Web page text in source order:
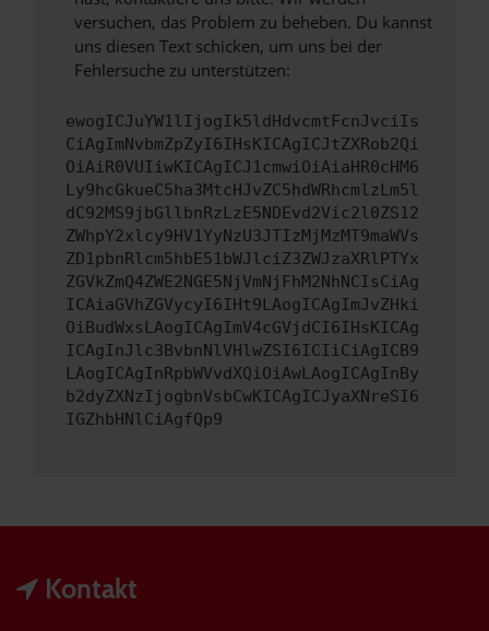
versuchen, das Problem zu beheben. Du kannst
uns diesen Text schicken, um uns bei der
Fehlersuche zu unterstützen:
ewogICJuYW1lIjogIk5ldHdvcmtFcnJvciIs
CiAgImNvbmZpZyI6IHsKICAgICJtZXRob2Qi
OiAiR0VUIiwKICAgICJ1cmwiOiAiaHR0cHM6
Ly9hcGkueC5ha3MtcHJvZC5hdWRhcmlzLm5l
dC92MS9jbGllbnRzLzE5NDEvd2Vic2l0ZS12
ZWhpY2xlcy9HV1YyNzU3JTIzMjMzMT9maWVs
ZD1pbnRlcm5hbE51bWJlciZ3ZWJzaXRlPTYx
ZGVkZmQ4ZWE2NGE5NjVmNjFhM2NhNCIsCiAg
ICAiaGVhZGVycyI6IHt9LAogICAgImJvZHki
OiBudWxsLAogICAgImV4cGVjdCI6IHsKICAg
ICAgInJlc3BvbnNlVHlwZSI6ICIiCiAgICB9
LAogICAgInRpbWVvdXQiOiAwLAogICAgInBy
b2dyZXNzIjogbnVsbCwKICAgICJyaXNreSI6
IGZhbHNlCiAgfQp9
Kontakt